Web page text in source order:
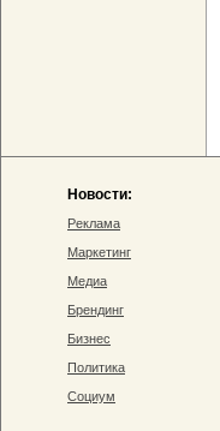
Новости:
Реклама
Маркетинг
Медиа
Брендинг
Бизнес
Политика
Социум